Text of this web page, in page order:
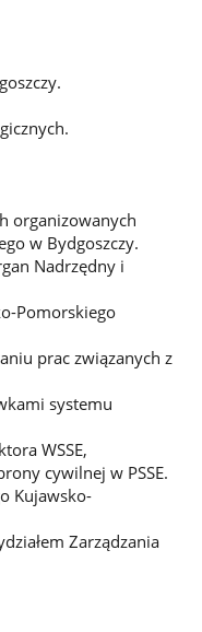
organizowanych
w Bydgoszczy.
Nadrzędny i
Pomorskiego
prac związanych z
systemu
WSSE,
cywilnej w PSSE.
Kujawsko-
Zarządzania